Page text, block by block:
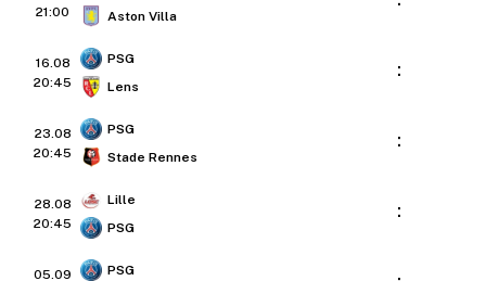
21:00
Aston Villa
16.08
20:45
PSG
Lens
:
23.08
20:45
PSG
Stade Rennes
:
28.08
20:45
Lille
PSG
:
05.09
PSG